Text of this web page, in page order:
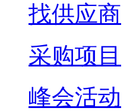
找供应商
采购项目
峰会活动